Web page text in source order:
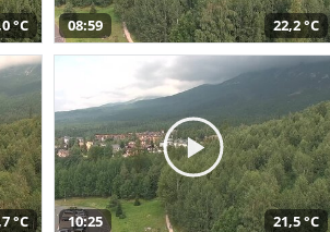
°C 08:59 22,2 °C
°C 10:25 21,5 °C